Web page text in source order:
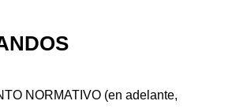
NORMATIVO (en adelante,